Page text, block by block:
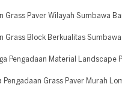
Grass Paver Wilayah Sumbawa
Grass Block Berkualitas
Pengadaan Material Landscape
Grass Paver Murah